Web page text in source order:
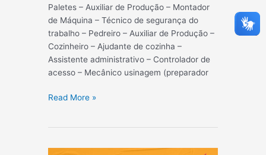
Paletes – Auxiliar de Produção – Montador
de Máquina – Técnico de segurança do
trabalho – Pedreiro – Auxiliar de Produção –
Cozinheiro – Ajudante de cozinha –
Assistente administrativo – Controlador de
acesso – Mecânico usinagem (preparador
AQUI
07/03/2024
Read More »